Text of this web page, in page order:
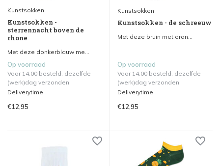
Kunstsokken
Kunstsokken -
sterrennacht boven de
rhone
Met deze donkerblauw me...
Op voorraad
Voor 14.00 besteld, dezelfde
(werk)dag verzonden.
Deliverytime
€12,95
Kunstsokken
Kunstsokken - de schreeuw
Met deze bruin met oran...
Op voorraad
Voor 14.00 besteld, dezelfde
(werk)dag verzonden.
Deliverytime
€12,95